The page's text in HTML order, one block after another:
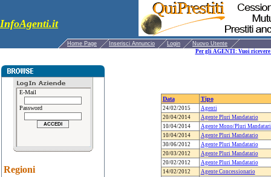
InfoAgenti.it
Home Page Inserisci Annuncio Login
Nuovo Utente
Per gli AGENTI: Vuoi
E-Mail
Password
Regioni
Data Tipo
24/02/2015
Agenti
20/04/2014
Agente Pluri Mandatario
10/04/2014
Agente Mono/Pluri
10/04/2014
Agente Pluri Mandatario
30/06/2012
Agente Pluri Mandatario
20/03/2012
Agente Pluri Mandatario
20/02/2012
Agente Pluri Mandatario
14/02/2012
Agente Concessionario